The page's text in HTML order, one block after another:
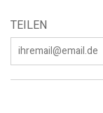
TEILEN